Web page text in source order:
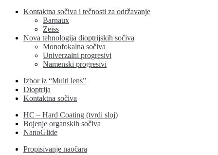
Kontaktna sočiva i tečnosti za održavanje
Barnaux
Zeiss
Nova tehnologija dioptrijskih sočiva
Monofokalna sočiva
Univerzalni progresivi
Namenski progresivi
Izbor iz “Multi lens”
Dioptrija
Kontaktna sočiva
HC – Hard Coating (tvrdi sloj)
Bojenje organskih sočiva
NanoGlide
Propisivanje naočara